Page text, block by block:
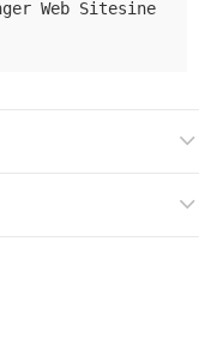
Web Sitesine